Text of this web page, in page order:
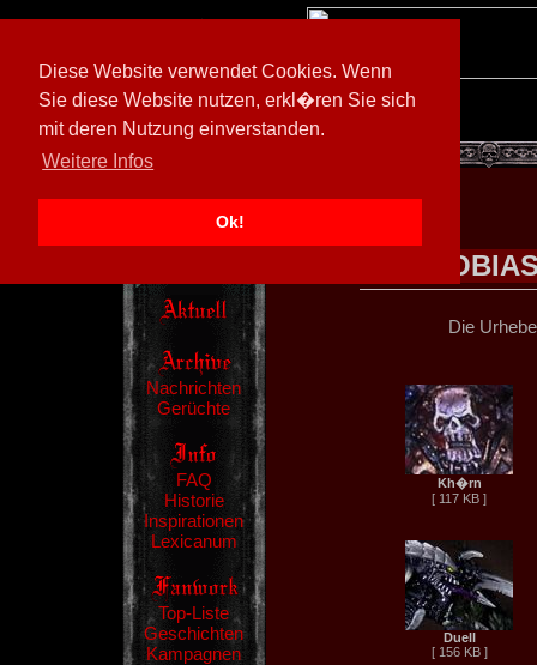
Diese Website verwendet Cookies. Wenn
Sie diese Website nutzen, erkl�ren Sie sich
mit deren Nutzung einverstanden.
Weitere Infos
Ok!
[ 594026/M3]
Nachrichten
Gerüchte
FAQ
Historie
Inspirationen
Lexicanum
Top-Liste
Geschichten
Kampagnen
Die
Kh�rn
[ 117 KB ]
Duell
[ 156 KB ]